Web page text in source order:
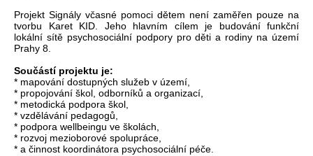
Projekt Signály včasné pomoci dětem není zaměřen pouze na
tvorbu Karet KID. Jeho hlavním cílem je budování funkční
lokální sítě psychosociální podpory pro děti a rodiny na území
Prahy 8.
Součástí projektu je:
* mapování dostupných služeb v území,
* propojování škol, odborníků a organizací,
* metodická podpora škol,
* vzdělávání pedagogů,
* podpora wellbeingu ve školách,
* rozvoj mezioborové spolupráce,
* a činnost koordinátora psychosociální péče.